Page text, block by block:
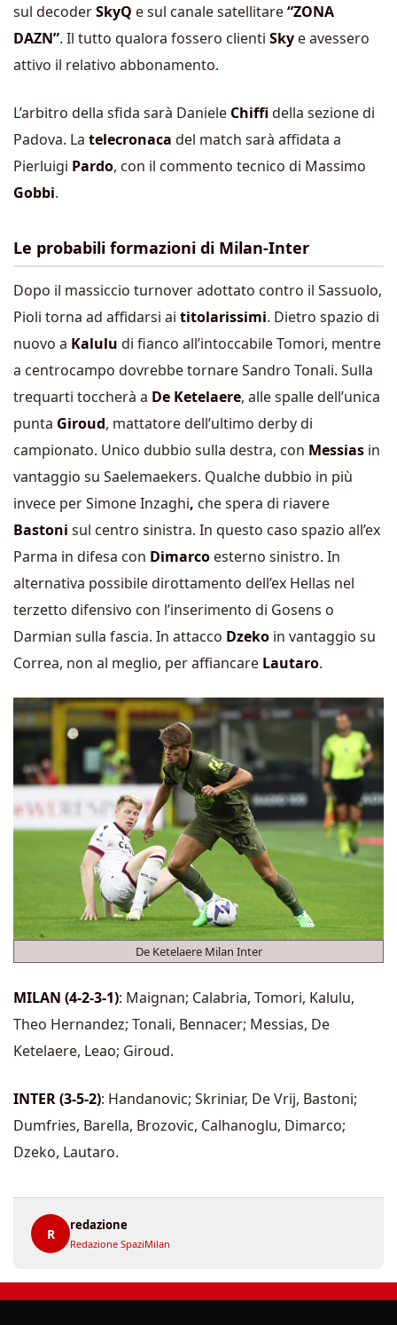
sul decoderSkyQ e sul canale satellitare“ZONA
DAZN”. Il tutto qualora fossero clienti Sky e avessero
attivo il relativo abbonamento.
L’arbitro della sfida sarà Daniele Chiffi della sezione di
Padova. La telecronaca del match sarà affidata a
Pierluigi Pardo, con il commento tecnico di Massimo
Gobbi.
Le probabili formazioni di Milan-Inter
Dopo il massiccio turnover adottato contro il Sassuolo,
Pioli torna ad affidarsi ai titolarissimi. Dietro spazio di
nuovo a Kalulu di fianco all’intoccabile Tomori, mentre
a centrocampo dovrebbe tornare Sandro Tonali. Sulla
trequarti toccherà a De Ketelaere, alle spalle dell’unica
punta Giroud, mattatore dell’ultimo derby di
campionato. Unico dubbio sulla destra, con Messias in
vantaggio su Saelemaekers. Qualche dubbio in più
invece per Simone Inzaghi, che spera di riavere
Bastoni sul centro sinistra. In questo caso spazio all’ex
Parma in difesa con Dimarco esterno sinistro. In
alternativa possibile dirottamento dell’ex Hellas nel
terzetto difensivo con l’inserimento di Gosens o
Darmian sulla fascia. In attacco Dzeko in vantaggio su
Correa, non al meglio, per affiancare Lautaro.
De Ketelaere Milan Inter
MILAN (4-2-3-1): Maignan; Calabria, Tomori, Kalulu,
Theo Hernandez; Tonali, Bennacer; Messias, De
Ketelaere, Leao; Giroud.
INTER (3-5-2): Handanovic; Skriniar, De Vrij, Bastoni;
Dumfries, Barella, Brozovic, Calhanoglu, Dimarco;
Dzeko, Lautaro.
R
redazione
Redazione SpaziMilan